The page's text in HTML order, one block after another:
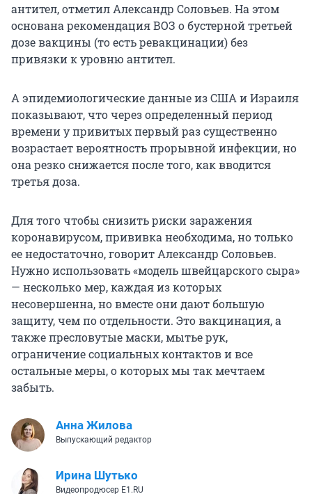
антител, отметил Александр Соловьев. На этом
основана рекомендация ВОЗ о бустерной третьей
дозе вакцины (то есть ревакцинации) без
привязки к уровню антител.
А эпидемиологические данные из США и Израиля
показывают, что через определенный период
времени у привитых первый раз существенно
возрастает вероятность прорывной инфекции, но
она резко снижается после того, как вводится
третья доза.
Для того чтобы снизить риски заражения
коронавирусом, прививка необходима, но только
ее недостаточно, говорит Александр Соловьев.
Нужно использовать «модель швейцарского сыра»
— несколько мер, каждая из которых
несовершенна, но вместе они дают большую
защиту, чем по отдельности. Это вакцинация, а
также пресловутые маски, мытье рук,
ограничение социальных контактов и все
остальные меры, о которых мы так мечтаем
забыть.
Анна Жилова
Выпускающий редактор
Ирина Шутько
Видеопродюсер E1.RU